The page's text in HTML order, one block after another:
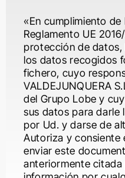
«En cumplimiento
Reglamento UE
protección de datos,
los datos recogidos
fichero, cuyo
VALDEJUNQUERA
del Grupo Lobe y
sus datos para darle
por Ud. y darse de
Autoriza y consiente
enviar este
anteriormente
una de las
comunicación
innovación,